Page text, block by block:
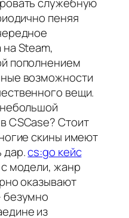
пеняя
Steam,
пополнением
возможности
вещи.
CSCase? Стоит
скины имеют
дар.cs:go кейс
модели, жанр
оказывают
безумно
из